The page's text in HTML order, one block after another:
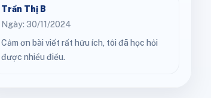
Trần Thị B
Ngày: 30/11/2024
Cảm ơn bài viết rất hữu ích, tôi đã học hỏi
được nhiều điều.